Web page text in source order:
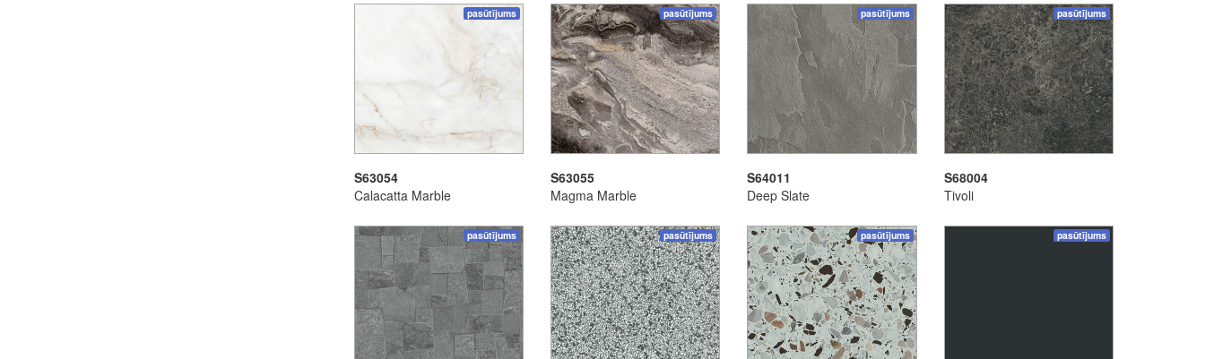
pasūtījums
S63054
Calacatta Marble
pasūtījums
S63055
Magma Marble
pasūtījums
S64011
Deep Slate
pasūtījums
S68004
Tivoli
pasūtījums pasūtījums pasūtījums pasūtījums